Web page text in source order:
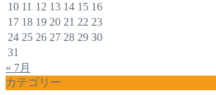
10 11 12 13 14 15 16
17 18 19 20 21 22 23
24 25 26 27 28 29 30
31
« 7月
カテゴリー